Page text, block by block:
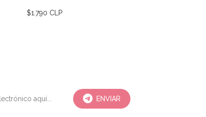
$1.790 CLP
ENVIAR